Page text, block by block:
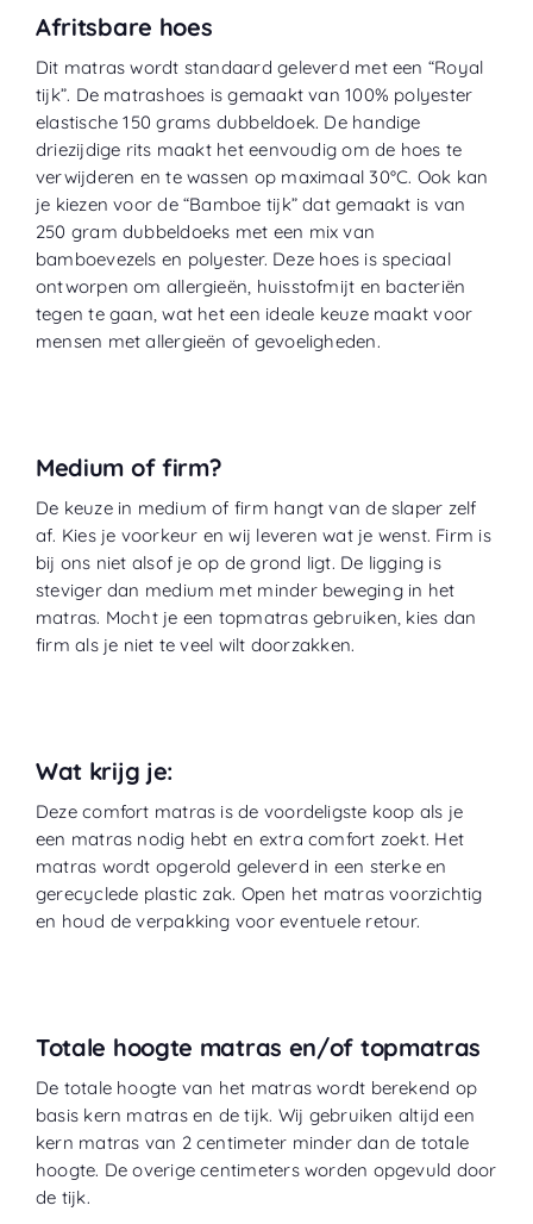
Afritsbare hoes
Dit matras wordt standaard geleverd met een “Royal
tijk”. De matrashoes is gemaakt van 100% polyester
elastische 150 grams dubbeldoek. De handige
driezijdige rits maakt het eenvoudig om de hoes te
verwijderen en te wassen op maximaal 30°C. Ook kan
je kiezen voor de “Bamboe tijk” dat gemaakt is van
250 gram dubbeldoeks met een mix van
bamboevezels en polyester. Deze hoes is speciaal
ontworpen om allergieën, huisstofmijt en bacteriën
tegen te gaan, wat het een ideale keuze maakt voor
mensen met allergieën of gevoeligheden.
Medium of firm?
De keuze in medium of firm hangt van de slaper zelf
af. Kies je voorkeur en wij leveren wat je wenst. Firm is
bij ons niet alsof je op de grond ligt. De ligging is
steviger dan medium met minder beweging in het
matras. Mocht je een topmatras gebruiken, kies dan
firm als je niet te veel wilt doorzakken.
Wat krijg je:
Deze comfort matras is de voordeligste koop als je
een matras nodig hebt en extra comfort zoekt. Het
matras wordt opgerold geleverd in een sterke en
gerecyclede plastic zak. Open het matras voorzichtig
en houd de verpakking voor eventuele retour.
Totale hoogte matras en/of topmatras
De totale hoogte van het matras wordt berekend op
basis kern matras en de tijk. Wij gebruiken altijd een
kern matras van 2 centimeter minder dan de totale
hoogte. De overige centimeters worden opgevuld door
de tijk.